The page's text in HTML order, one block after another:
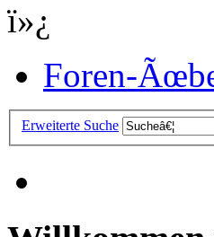
ï»¿
Foren-
Erweiterte Suche